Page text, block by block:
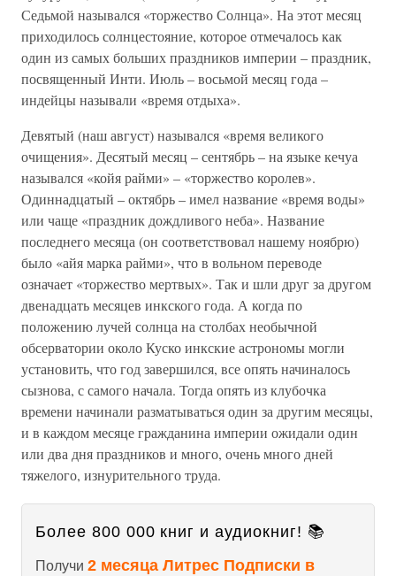
Седьмой назывался «торжество Солнца». На этот месяц
приходилось солнцестояние, которое отмечалось как
один из самых больших праздников империи – праздник,
посвященный Инти. Июль – восьмой месяц года –
индейцы называли «время отдыха».
Девятый (наш август) назывался «время великого
очищения». Десятый месяц – сентябрь – на языке кечуа
назывался «койя райми» – «торжество королев».
Одиннадцатый – октябрь – имел название «время воды»
или чаще «праздник дождливого неба». Название
последнего месяца (он соответствовал нашему ноябрю)
было «айя марка райми», что в вольном переводе
означает «торжество мертвых». Так и шли друг за другом
двенадцать месяцев инкского года. А когда по
положению лучей солнца на столбах необычной
обсерватории около Куско инкские астрономы могли
установить, что год завершился, все опять начиналось
сызнова, с самого начала. Тогда опять из клубочка
времени начинали разматываться один за другим месяцы,
и в каждом месяце гражданина империи ожидали один
или два дня праздников и много, очень много дней
тяжелого, изнурительного труда.
Более 800 000 книг и аудиокниг! 📚
Получи 2 месяца Литрес Подписки в